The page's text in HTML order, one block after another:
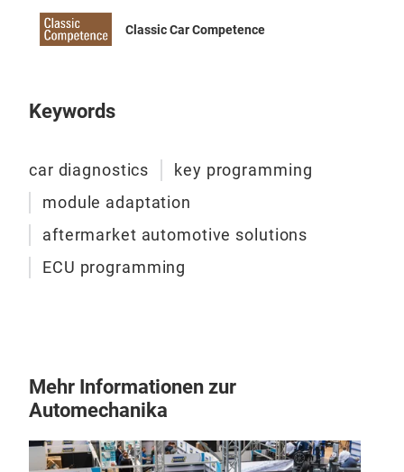
Classic Car Competence
Keywords
car diagnostics
key programming
module adaptation
aftermarket automotive solutions
ECU programming
Mehr Informationen zur
Automechanika